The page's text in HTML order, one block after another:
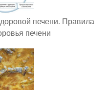
печени. Правила
печени